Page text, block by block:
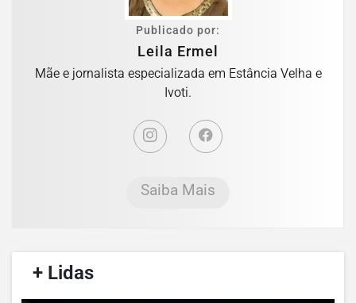
Publicado por:
Leila Ermel
Mãe e jornalista especializada em Estância Velha e
Ivoti.
Saiba Mais
+ Lidas